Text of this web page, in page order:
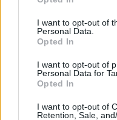
I want to opt-out of
Personal Data.
Opted In
I want to opt-out of
Personal Data for
Opted In
I want to opt-out of
Retention, Sale,
sensibilidad estética
atmósferas
narrativa visual,
estética de la película.
La producción está
compañía
comprometida con